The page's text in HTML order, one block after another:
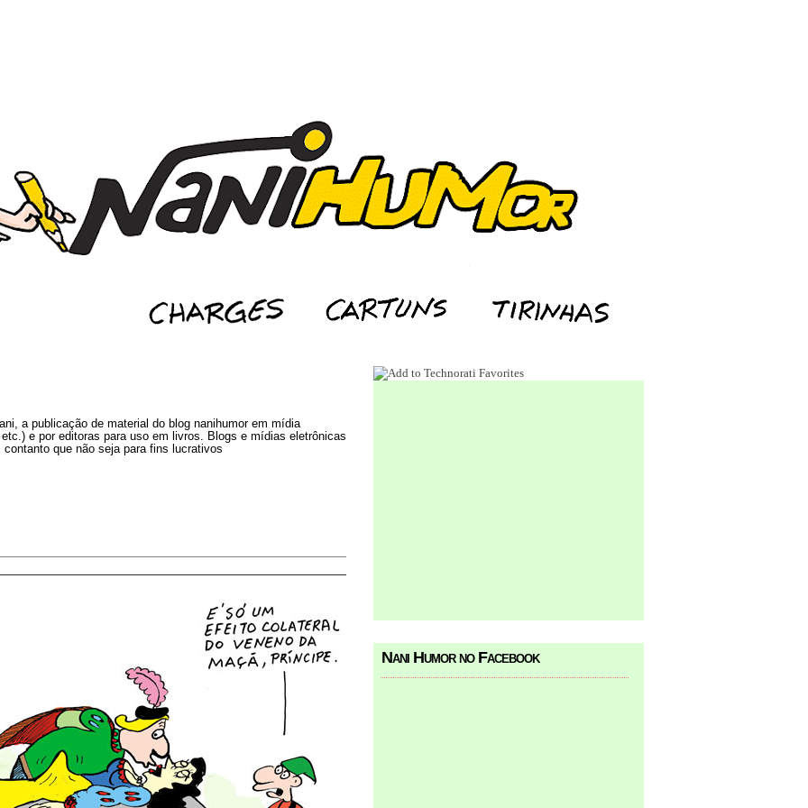
a publicação de material do blog nanihumor em mídia
e por editoras para uso em livros. Blogs e mídias eletrônicas
que não seja para fins lucrativos
Nani Humor no Facebook